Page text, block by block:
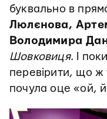
буквально в
Люлєнова,
Володимира
Шовковиця. І
перевірити, що ж
почула оце «ой,